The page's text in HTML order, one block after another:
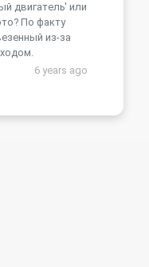
двигатель' или
По факту
из-за
6 years ago